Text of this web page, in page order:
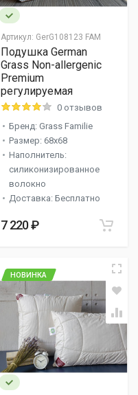
Артикул: GerG108123 FAM
Подушка German
Grass Non-allergenic
Premium
регулируемая
0 отзывов
Бренд: Grass Familie
Размер: 68x68
Наполнитель:
силиконизированное
волокно
Доставка: Бесплатно
7 220 ₽
НОВИНКА